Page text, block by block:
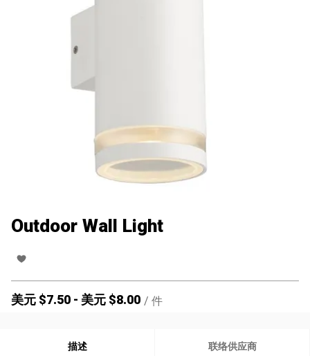
Outdoor Wall Light
美元 $7.50 - 美元 $8.00 / 件
描述 联络供应商